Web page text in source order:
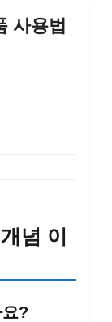
사용법
념 이
?